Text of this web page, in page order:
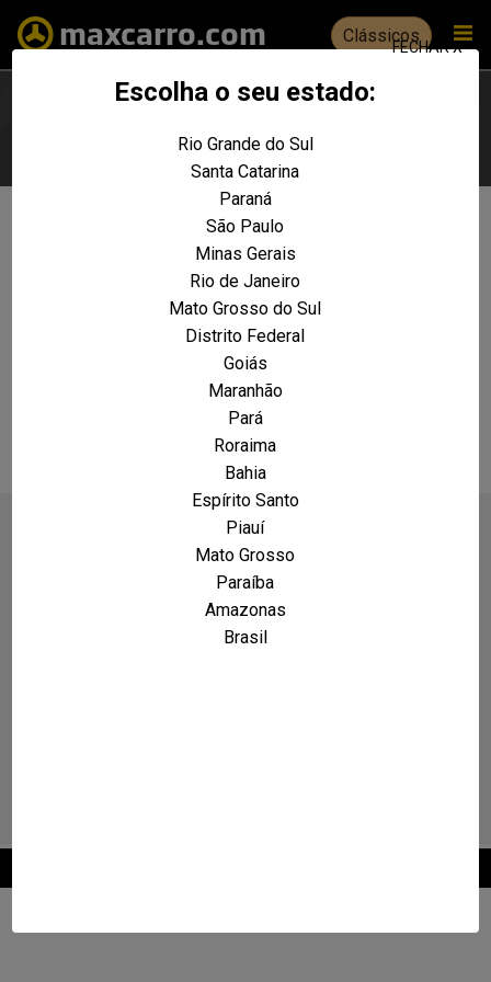
Escolha o seu estado:
FECHAR X
Rio Grande do Sul
Santa Catarina
Paraná
São Paulo
Minas Gerais
Rio de Janeiro
Mato Grosso do Sul
Distrito Federal
Goiás
Maranhão
Pará
Roraima
Bahia
Espírito Santo
Piauí
Mato Grosso
Paraíba
Amazonas
Brasil
Clássicos
Não foram encontrados resultados
para a sua pesquisa:
Zafira Elegance 2.0 MPFI 16v
REALIZE UMA NOVA PESQUISA E TENTE ENCONTRAR O VEÍCULO QUE VOCÊ